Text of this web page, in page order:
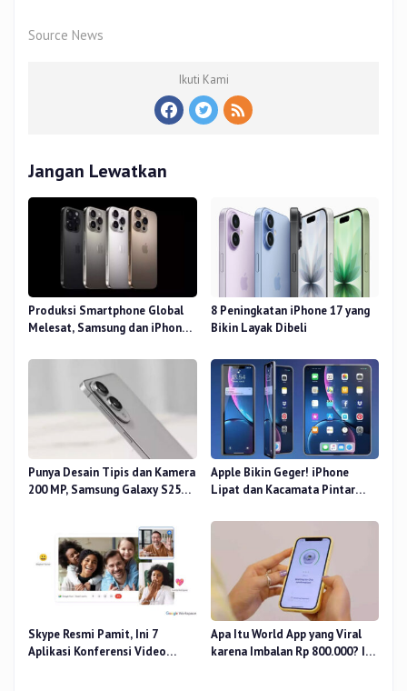
Source News
Ikuti Kami
Jangan Lewatkan
Produksi Smartphone Global
Melesat, Samsung dan iPhone
8 Peningkatan iPhone 17 yang
Bikin Layak Dibeli
Punya Desain Tipis dan Kamera
200 MP, Samsung Galaxy S25
Apple Bikin Geger! iPhone
Lipat dan Kacamata Pintar
Skype Resmi Pamit, Ini 7
Aplikasi Konferensi Video
Apa Itu World App yang Viral
karena Imbalan Rp 800.000? Ini